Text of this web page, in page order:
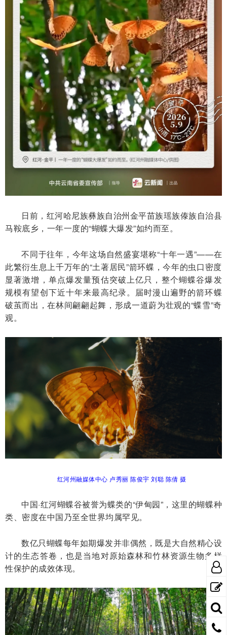
日前，红河哈尼族彝族自治州金平苗族瑶族傣族自治县
马鞍底乡，一年一度的“蝴蝶大爆发”如约而至。
不同于往年，今年这场自然盛宴堪称“十年一遇”——在
此繁衍生息上千万年的“土著居民”箭环蝶，今年的虫口密度
显著激增，单点爆发量预估突破上亿只，整个蝴蝶谷爆发
规模有望创下近十年来最高纪录。届时漫山遍野的箭环蝶
破茧而出，在林间翩翩起舞，形成一道蔚为壮观的“蝶雪”奇
观。
红河州融媒体中心 卢秀丽 陈俊宇 刘聪 陈倩 摄
中国·红河蝴蝶谷被誉为蝶类的“伊甸园”，这里的蝴蝶种
类、密度在中国乃至全世界均属罕见。
数亿只蝴蝶每年如期爆发并非偶然，既是大自然精心设
计的生态答卷，也是当地对原始森林和竹林资源生物多样
性保护的成效体现。